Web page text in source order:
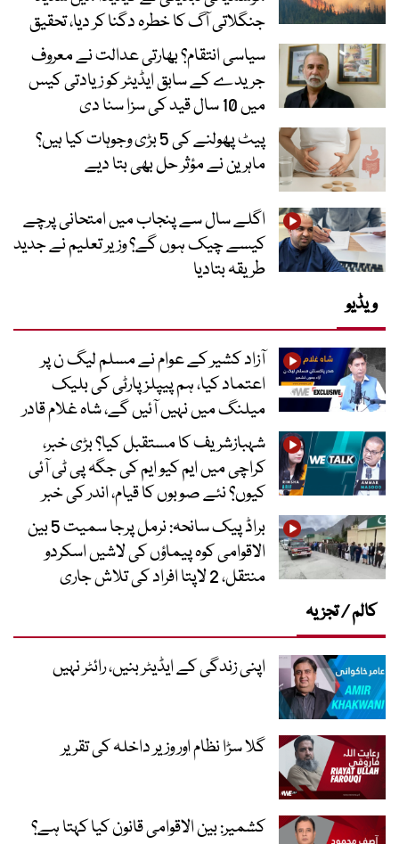
جنگلاتی آگ کا خطرہ دگنا کر دیا، تحقیق
سیاسی انتقام؟ بھارتی عدالت نے معروف
جریدے کے سابق ایڈیٹر کو زیادتی کیس
میں 10 سال قید کی سزا سنا دی
پیٹ پھولنے کی 5 بڑی وجوہات کیا ہیں؟
ماہرین نے مؤثر حل بھی بتا دیے
اگلے سال سے پنجاب میں امتحانی پرچے
کیسے چیک ہوں گے؟ وزیر تعلیم نے جدید
طریقہ بتادیا
ویڈیو
آزاد کشیر کے عوام نے مسلم لیگ ن پر
اعتماد کیا، ہم پیپلز پارٹی کی بلیک
میلنگ میں نہیں آئیں گے، شاہ غلام قادر
شہبازشریف کا مستقبل کیا؟ بڑی خبر،
کراچی میں ایم کیو ایم کی جگہ پی ٹی آئی
کیوں؟ نئے صوبوں کا قیام، اندر کی خبر
براڈ پیک سانحہ: نرمل پرجا سمیت 5 بین
الاقوامی کوہ پیماؤں کی لاشیں اسکردو
منتقل، 2 لاپتا افراد کی تلاش جاری
کالم / تجزیہ
اپنی زندگی کے ایڈیٹر بنیں، رائٹر نہیں
گلا سڑا نظام اور وزیر داخلہ کی تقریر
کشمیر: بین الاقوامی قانون کیا کہتا ہے؟